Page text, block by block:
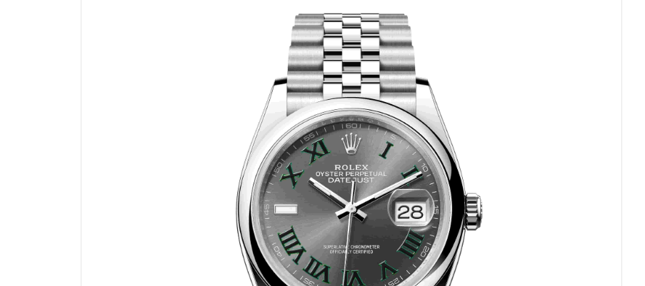
深圳市罗湖区深南东路5001号华润大厦写字楼17层1701室（需提前预约）
惠州市惠城区江北文昌一路7号华贸大厦写字楼1座30层05室（需提前预约）
厦门市思明区湖滨东路95号华润大厦写字楼B座11层1104室（需提前预约）
福州市晋安区横屿路9号东二环泰禾中心写字楼2号楼5层509室（需提前预约）
成都市锦江区人民东路6号SAC东原中心写字楼24层2406B室（需提前预约）
重庆市江北区观音桥步行街2号融恒时代广场写字楼9层902室（需提前预约）
长沙市芙蓉区定王台街道建湘路393号世茂环球金融中心写字楼（芙蓉广场）10层13室（需提前预约）
郑州市二七区铭功路10号华润大厦写字楼29层2905室（需提前预约）
太原市迎泽区解放路15号亨得利名表服务中心（品牌授权店）3层整层（需提前预约）
沈阳市沈河区中街路137号亨得利名表服务中心（品牌授权店）1层整层（需提前预约）
沈阳市沈河区中街路83号亨得利名表服务中心（品牌授权店）1层整层（需提前预约）
乌鲁木齐市天山区红山路26号时代广场（CCMALL）C座17层17-B（需提前预约）
温州市鹿城区锦绣路1067号置信广场10层1015室（需提前预约）
哈尔滨市南岗区东大直街146号上和置地广场金座12层1214室（需提前预约）